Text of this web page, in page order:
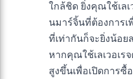
ใกล้ชิด ยิ่งคุณใช้เลเ
นมาร์จิ้นที่ต้องการ
ที่เท่ากันก็จะยิ่งน้อย
หากคุณใช้เลเวอเร
สูงขึ้นเพื่อเปิดการซื้